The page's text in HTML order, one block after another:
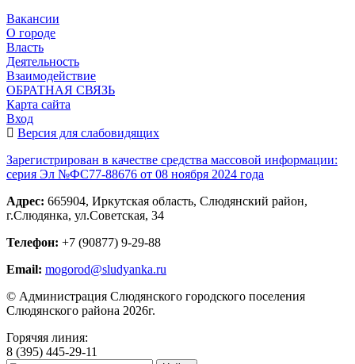
Вакансии
О городе
Власть
Деятельность
Взаимодействие
ОБРАТНАЯ СВЯЗЬ
Карта сайта
Вход
Версия для слабовидящих
Зарегистрирован в качестве средства массовой информации:
серия Эл №ФС77-88676 от 08 ноября 2024 года
Адрес: 665904, Иркутская область, Слюдянский район,
г.Слюдянка, ул.Советская, 34
Телефон: +7 (90877) 9-29-88
Email: mogorod@sludyanka.ru
© Администрация Слюдянского городского поселения
Слюдянского района 2026г.
Горячяя линия:
8 (395) 445-29-11